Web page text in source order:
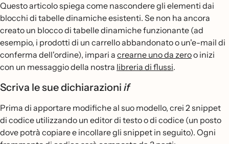
Questo articolo spiega come nascondere gli elementi dai
blocchi di tabelle dinamiche esistenti. Se non ha ancora
creato un blocco di tabelle dinamiche funzionante (ad
esempio, i prodotti di un carrello abbandonato o un'e-mail di
conferma dell'ordine), impari a crearne uno da zeroo inizi
con un messaggio della nostra libreria di flussi.
Scriva le sue dichiarazioni if
Prima di apportare modifiche al suo modello, crei 2 snippet
di codice utilizzando un editor di testo o di codice (un posto
dove potrà copiare e incollare gli snippet in seguito). Ogni